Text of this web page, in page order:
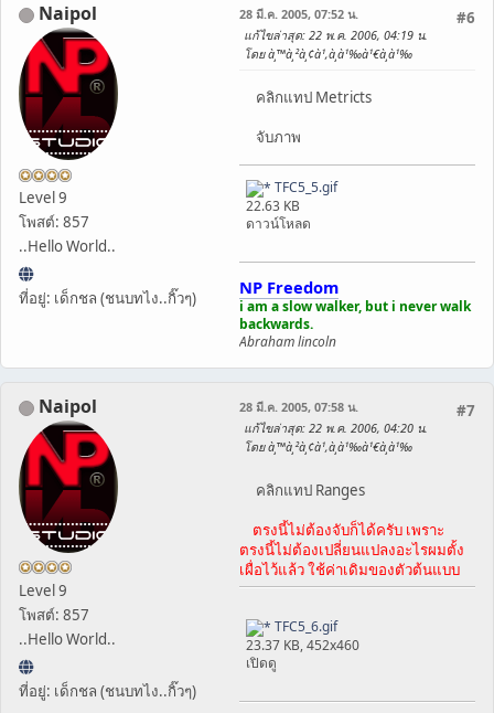
Naipol
Level 9
โพสต์: 857
..Hello World..
ที่อยู่: เด็กชล (ชนบทไง..กิ๊วๆ)
#6
28 มี.ค. 2005, 07:52 น.
แก้ไขล่าสุด: 22 พ.ค. 2006, 04:19 น.
โดย à¸™à¸²à¸¢à¹‚à¸­à¹‰à¹€à¸­à¹‰
คลิกแทป Metricts
จับภาพ
TFC5_5.gif
22.63 KB
ดาวน์โหลด
NP Freedom
i am a slow walker, but i never walk
backwards.
Abraham lincoln
Naipol
Level 9
โพสต์: 857
..Hello World..
ที่อยู่: เด็กชล (ชนบทไง..กิ๊วๆ)
#7
28 มี.ค. 2005, 07:58 น.
แก้ไขล่าสุด: 22 พ.ค. 2006, 04:20 น.
โดย à¸™à¸²à¸¢à¹‚à¸­à¹‰à¹€à¸­à¹‰
คลิกแทป Ranges
ตรงนี้ไม่ต้องจับก็ได้ครับ เพราะ
ตรงนี้ไม่ต้องเปลี่ยนแปลงอะไรผมตั้ง
เผื่อไว้แล้ว ใช้ค่าเดิมของตัวต้นแบบ
TFC5_6.gif
23.37 KB, 452x460
เปิดดู